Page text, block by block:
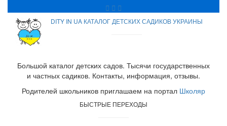
DITY IN UA КАТАЛОГ ДЕТСКИХ САДИКОВ УКРАИНЫ
Большой каталог детских садов. Тысячи государственных
и частных садиков. Контакты, информация, отзывы.
Родителей школьников приглашаем на портал Школяр
БЫСТРЫЕ ПЕРЕХОДЫ